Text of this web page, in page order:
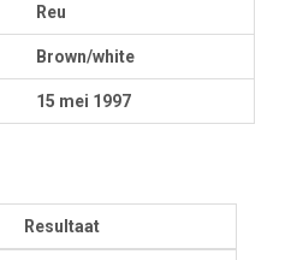
Reu
Brown/white
15 mei 1997
Resultaat